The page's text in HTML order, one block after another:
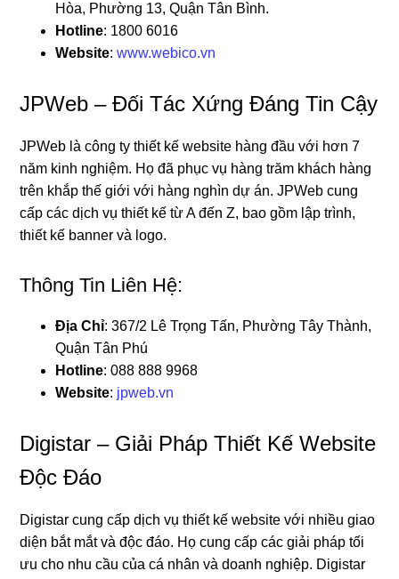
Hòa, Phường 13, Quận Tân Bình.
Hotline: 1800 6016
Website:www.webico.vn
JPWeb – Đối Tác Xứng Đáng Tin Cậy
JPWeb là công ty thiết kế website hàng đầu với hơn 7
năm kinh nghiệm. Họ đã phục vụ hàng trăm khách hàng
trên khắp thế giới với hàng nghìn dự án. JPWeb cung
cấp các dịch vụ thiết kế từ A đến Z, bao gồm lập trình,
thiết kế banner và logo.
Thông Tin Liên Hệ:
Địa Chỉ: 367/2 Lê Trọng Tấn, Phường Tây Thành,
Quận Tân Phú
Hotline: 088 888 9968
Website: jpweb.vn
Digistar – Giải Pháp Thiết Kế Website
Độc Đáo
Digistar cung cấp dịch vụ thiết kế website với nhiều giao
diện bắt mắt và độc đáo. Họ cung cấp các giải pháp tối
ưu cho nhu cầu của cá nhân và doanh nghiệp. Digistar